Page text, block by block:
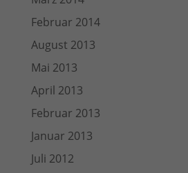
Februar 2014
August 2013
Mai 2013
April 2013
Februar 2013
Januar 2013
Juli 2012